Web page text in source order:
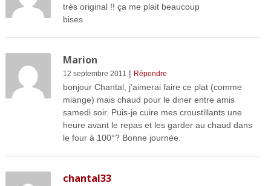
très original !! ça me plait beaucoup
bises
Marion
12 septembre 2011 | Répondre
bonjour Chantal, j’aimerai faire ce plat (comme
miange) mais chaud pour le diner entre amis
samedi soir. Puis-je cuire mes croustillants une
heure avant le repas et les garder au chaud dans
le four à 100°? Bonne journée.
chantal33